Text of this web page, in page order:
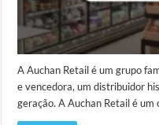
A Auchan Retail é um grupo
e vencedora, um distribuidor
geração. A Auchan Retail é